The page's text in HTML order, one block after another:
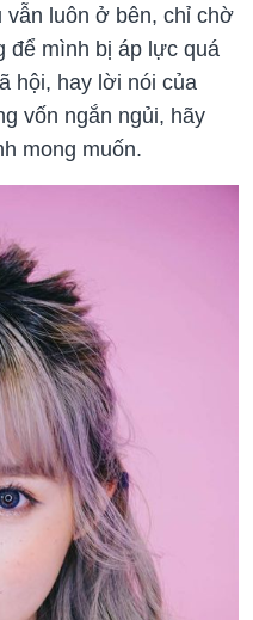
vẫn luôn ở bên, chỉ chờ
để mình bị áp lực quá
hội, hay lời nói của
vốn ngắn ngủi, hãy
mong muốn.